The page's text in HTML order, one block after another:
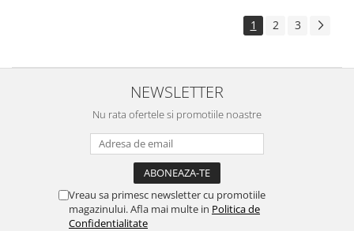
1 2 3
NEWSLETTER
Nu rata ofertele si promotiile noastre
Vreau sa primesc newsletter cu promotiile
magazinului. Afla mai multe in Politica de
Confidentialitate